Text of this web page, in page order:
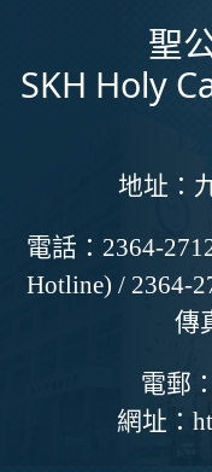
聖
SKH Holy
地址：
電話： 2364-
Hotline) / 2364-
傳
電郵：
網址：